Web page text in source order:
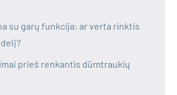
su garų funkcija: ar verta rinktis
prieš renkantis dūmtraukių